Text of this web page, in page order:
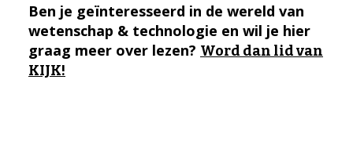
Ben je geïnteresseerd in de wereld van
wetenschap & technologie en wil je hier
graag meer over lezen? Word dan lid van
KIJK!